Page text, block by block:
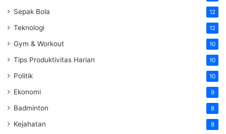
Sepak Bola 12
Teknologi 12
Gym & Workout 10
Tips Produktivitas Harian 10
Politik 10
Ekonomi 9
Badminton 8
Kejahatan 8